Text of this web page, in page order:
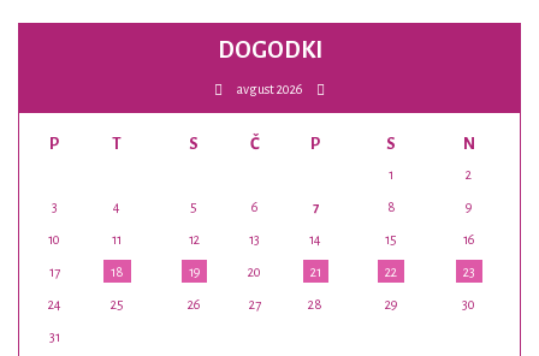
DOGODKI
avgust 2026
P T S Č P S N
1 2
3 4 5 6 7 8 9
10 11 12 13 14 15 16
17 18 19 20 21 22 23
24 25 26 27 28 29 30
31